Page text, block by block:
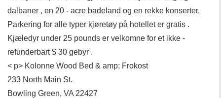
dalbaner , en 20 - acre badeland og en rekke konserter.
Parkering for alle typer kjøretøy på hotellet er gratis .
Kjæledyr under 25 pounds er velkomne for et ikke -
refunderbart $ 30 gebyr .
< p> Kolonne Wood Bed & amp; Frokost
233 North Main St.
Bowling Green, VA 22427